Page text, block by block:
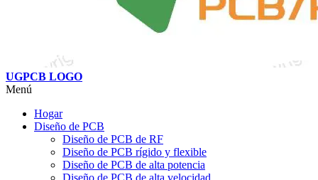
UGPCB LOGO
Menú
Hogar
Diseño de PCB
Diseño de PCB de RF
Diseño de PCB rígido y flexible
Diseño de PCB de alta potencia
Diseño de PCB de alta velocidad